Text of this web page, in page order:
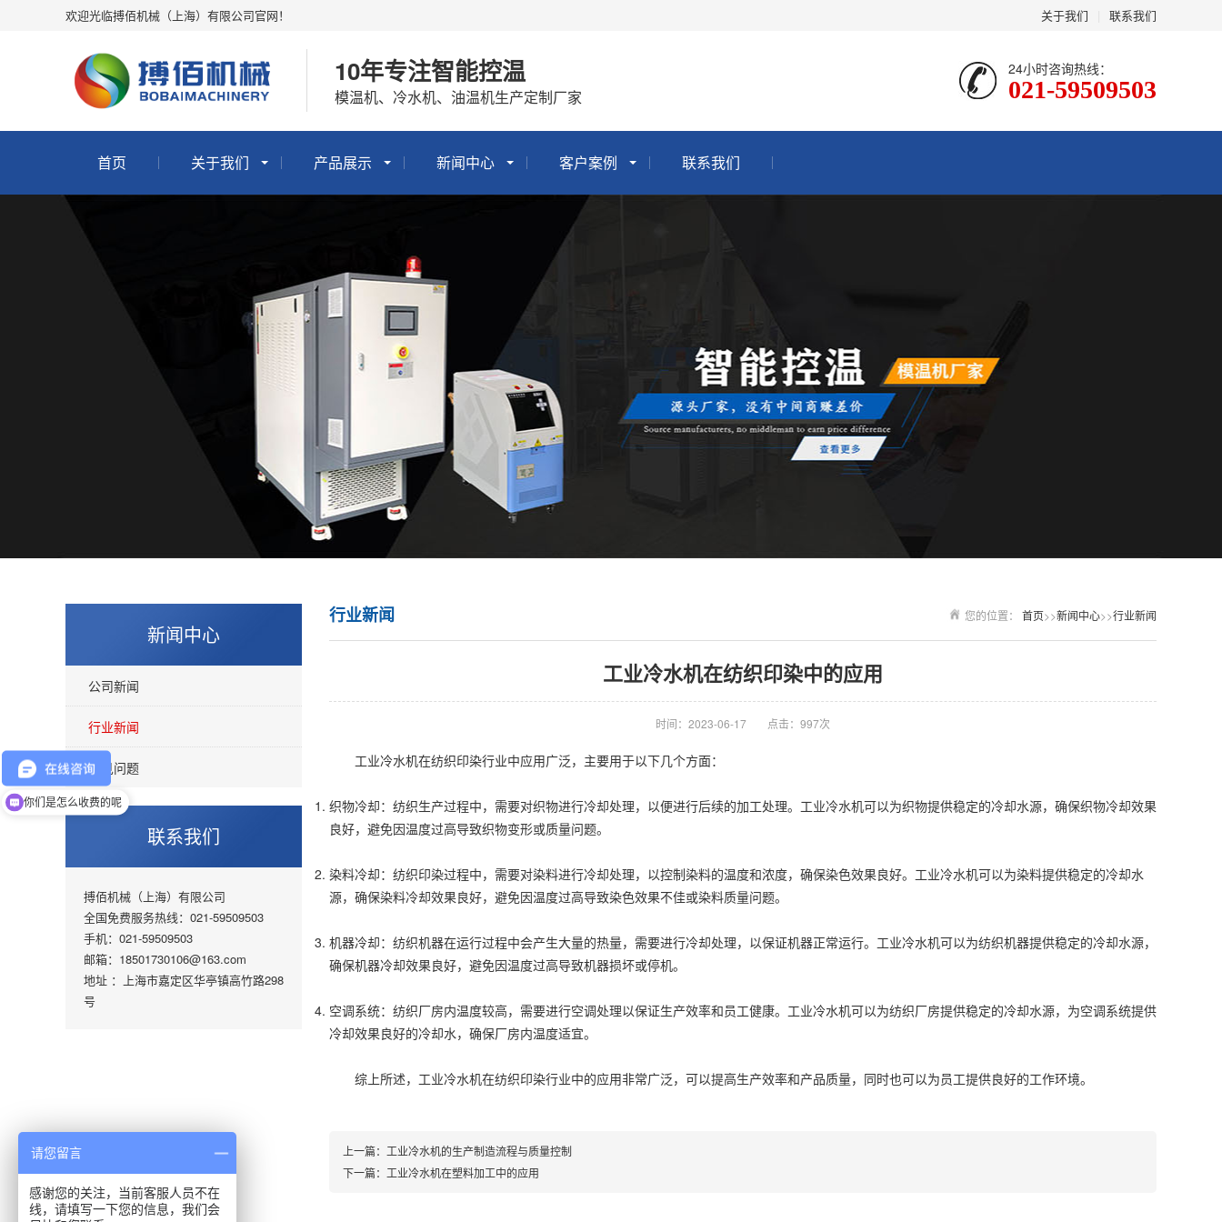
关于我们 联系我们
欢迎光临搏佰机械（上海）有限公司官网！
10年专注智能控温
模温机、冷水机、油温机生产定制厂家
24小时咨询热线：
021-59509503
首页 关于我们 产品展示 新闻中心 客户案例 联系我们
新闻中心
公司新闻
行业新闻
常见问题
联系我们
搏佰机械（上海）有限公司
全国免费服务热线：021-59509503
手机：021-59509503
邮箱：18501730106@163.com
地址 ：上海市嘉定区华亭镇高竹路298
号
您的位置： 首页>>新闻中心>>行业新闻
行业新闻
工业冷水机在纺织印染中的应用
时间：2023-06-17 点击：997次
工业冷水机在纺织印染行业中应用广泛，主要用于以下几个方面：
织物冷却：纺织生产过程中，需要对织物进行冷却处理，以便进行后续的加工处理。工业冷水机可以为织物提供稳定的冷却水源，确保织物冷却效果
良好，避免因温度过高导致织物变形或质量问题。
染料冷却：纺织印染过程中，需要对染料进行冷却处理，以控制染料的温度和浓度，确保染色效果良好。工业冷水机可以为染料提供稳定的冷却水
源，确保染料冷却效果良好，避免因温度过高导致染色效果不佳或染料质量问题。
机器冷却：纺织机器在运行过程中会产生大量的热量，需要进行冷却处理，以保证机器正常运行。工业冷水机可以为纺织机器提供稳定的冷却水源，
确保机器冷却效果良好，避免因温度过高导致机器损坏或停机。
空调系统：纺织厂房内温度较高，需要进行空调处理以保证生产效率和员工健康。工业冷水机可以为纺织厂房提供稳定的冷却水源，为空调系统提供
冷却效果良好的冷却水，确保厂房内温度适宜。
综上所述，工业冷水机在纺织印染行业中的应用非常广泛，可以提高生产效率和产品质量，同时也可以为员工提供良好的工作环境。
上一篇： 工业冷水机的生产制造流程与质量控制
下一篇： 工业冷水机在塑料加工中的应用
你们是怎么收费的呢
请您留言
感谢您的关注，当前客服人员不在
线，请填写一下您的信息，我们会